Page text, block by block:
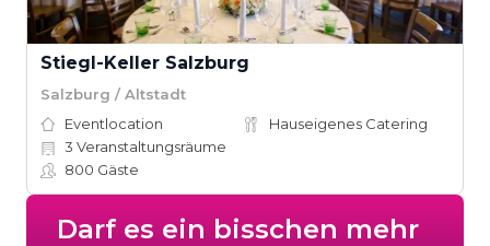
Stiegl-Keller Salzburg
Salzburg / Altstadt
Eventlocation
Hauseigenes Catering
3 Veranstaltungsräume
800 Gäste
Darf es ein bisschen mehr